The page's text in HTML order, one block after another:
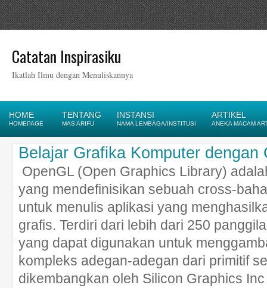
Catatan Inspirasiku
Ikatlah Ilmu dengan Menuliskannya
HOME
HOMEPAGE
TENTANG
MAS ARIFU
INSTANSI
NAMA LEMBAGA/INSTITUSI
ARTIKEL
ANEKA MACAM
Belajar Grafika Komputer dengan
OpenGL (Open Graphics Library)
yang mendefinisikan sebuah cross-
untuk menulis aplikasi yang
grafis. Terdiri dari lebih dari 250
yang dapat digunakan untuk
kompleks adegan-adegan dari primitif
dikembangkan oleh Silicon Graphics